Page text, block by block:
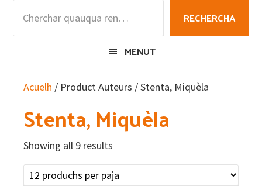
RECHERCHA
MENUT
Acuelh / Product Auteurs / Stenta, Miquèla
Stenta, Miquèla
Showing all 9 results